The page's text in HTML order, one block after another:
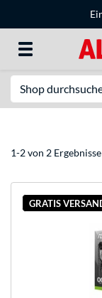
1-2 von 2 Ergebnisse
GRATIS